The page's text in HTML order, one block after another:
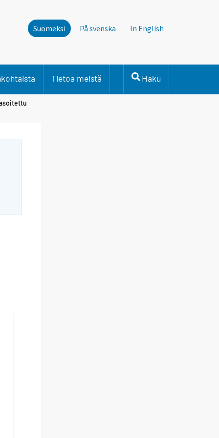
Suomeksi På svenska In English
Tietoa meistä Haku